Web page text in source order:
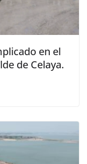
en el
de Celaya.